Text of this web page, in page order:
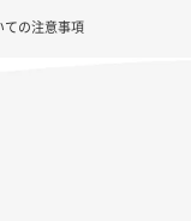
ての注意事項